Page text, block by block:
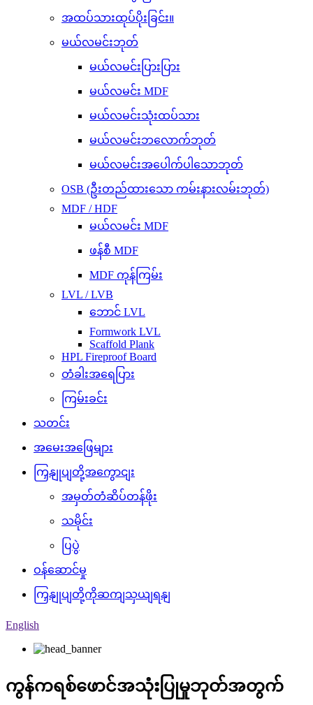
အထပ်သားထုပ်ပိုးခြင်း။
မယ်လမင်းဘုတ်
မယ်လမင်းပြားပြား
မယ်လမင်း MDF
မယ်လမင်းသုံးထပ်သား
မယ်လမင်းဘလောက်ဘုတ်
မယ်လမင်းအပေါက်ပါသောဘုတ်
OSB (ဦးတည်ထားသော ကမ်းနားလမ်းဘုတ်)
MDF / HDF
မယ်လမင်း MDF
ဖန်စီ MDF
MDF ကုန်ကြမ်း
LVL / LVB
ဘောင် LVL
Formwork LVL
Scaffold Plank
HPL Fireproof Board
တံခါးအရေပြား
ကြမ်းခင်း
သတင်း
အမေးအဖြေများ
ကြှနျုပျတို့အကွောငျး
အမှတ်တံဆိပ်တန်ဖိုး
သမိုင်း
ပြပွဲ
ဝန်ဆောင်မှု
ကြှနျုပျတို့ကိုဆကျသှယျရနျ
English
ကွန်ကရစ်ဖောင်အသုံးပြုမှုဘုတ်အတွက်